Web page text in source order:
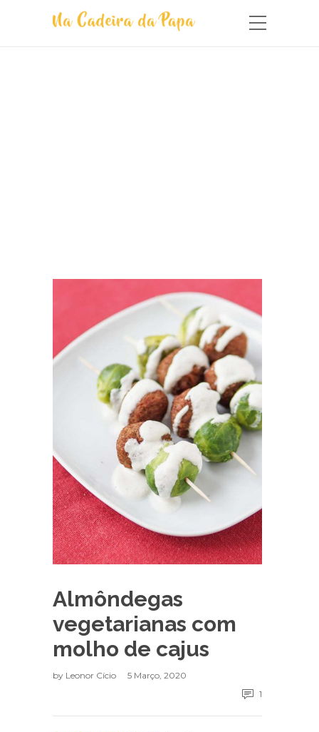
Almôndegas
vegetarianas com
molho de cajus
by Leonor Cício
5 Março, 2020
1